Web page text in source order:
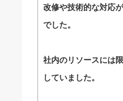
改修や技術的な対応
でした。
社内のリソースには
していました。